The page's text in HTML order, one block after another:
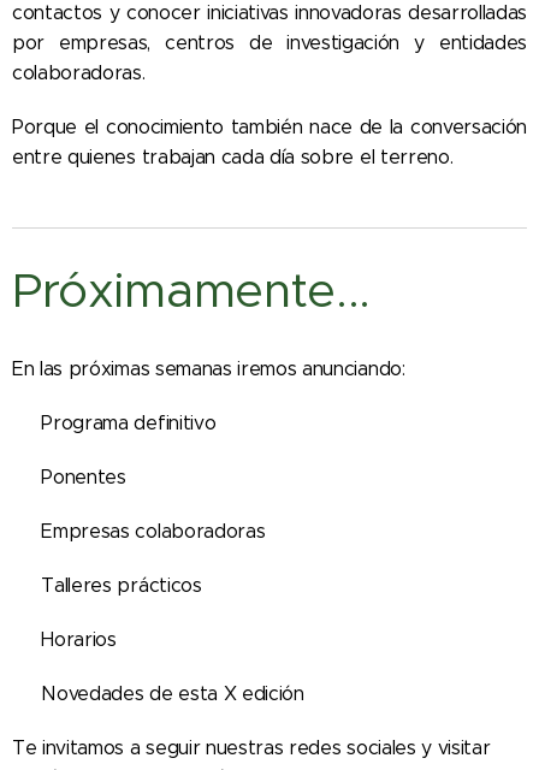
contactos y conocer iniciativas innovadoras desarrolladas
por empresas, centros de investigación y entidades
colaboradoras.
Porque el conocimiento también nace de la conversación
entre quienes trabajan cada día sobre el terreno.
Próximamente...
En las próximas semanas iremos anunciando:
✔ Programa definitivo
✔ Ponentes
✔ Empresas colaboradoras
✔ Talleres prácticos
✔ Horarios
✔ Novedades de esta X edición
Te invitamos a seguir nuestras redes sociales y visitar